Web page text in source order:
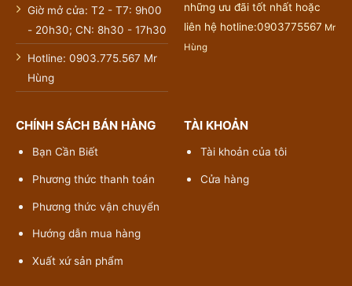
Giờ mở cửa: T2 - T7: 9h00
- 20h30; CN: 8h30 - 17h30
Hotline: 0903.775.567 Mr
Hùng
những ưu đãi tốt nhất hoặc
liên hệ hotline:0903775567 Mr
Hùng
CHÍNH SÁCH BÁN HÀNG
Bạn Cần Biết
Phương thức thanh toán
Phương thức vận chuyển
Hướng dẫn mua hàng
Xuất xứ sản phẩm
TÀI KHOẢN
Tài khoản của tôi
Cửa hàng